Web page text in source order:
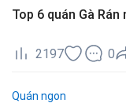
Top 6 quán Gà
2197 0
Quán ngon